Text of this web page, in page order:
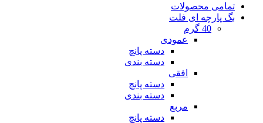
تمامی محصولات
بگ پارچه ای فلت
40 گرم
عمودی
دسته پانچ
دسته بندی
افقی
دسته پانچ
دسته بندی
مربع
دسته پانچ